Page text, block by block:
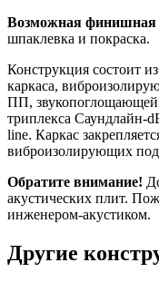
Возможная финишная
шпаклевка и покраска.
Конструкция состоит
каркаса,
ПП, звукопоглощающей
триплекса Саундлайн-
line. Каркас
виброизолирующих
Обратите внимание!
акустических плит.
инженером-акустиком.
Другие